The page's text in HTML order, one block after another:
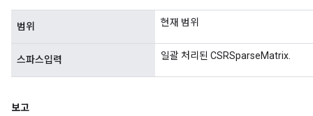
범위 현재 범위
스파스입력 일괄 처리된 CSRSparseMatrix.
보고